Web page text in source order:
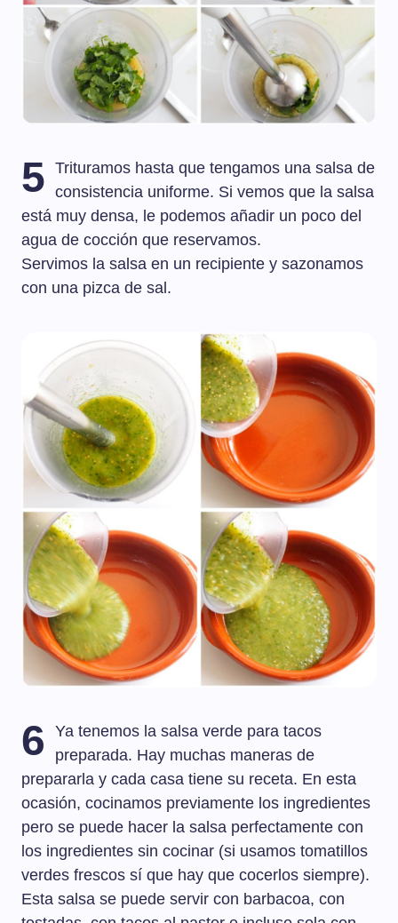
5
Trituramos hasta que tengamos una salsa de
consistencia uniforme. Si vemos que la salsa
está muy densa, le podemos añadir un poco del
agua de cocción que reservamos.
Servimos la salsa en un recipiente y sazonamos
con una pizca de sal.
6
Ya tenemos la salsa verde para tacos
preparada. Hay muchas maneras de
prepararla y cada casa tiene su receta. En esta
ocasión, cocinamos previamente los ingredientes
pero se puede hacer la salsa perfectamente con
los ingredientes sin cocinar (si usamos tomatillos
verdes frescos sí que hay que cocerlos siempre).
Esta salsa se puede servir con barbacoa, con